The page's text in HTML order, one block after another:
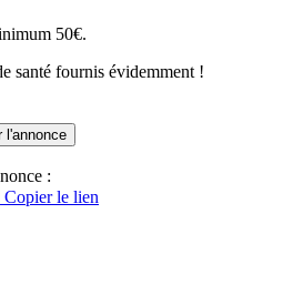
50€.
santé fournis évidemment !
l'annonce
:
Copier le lien